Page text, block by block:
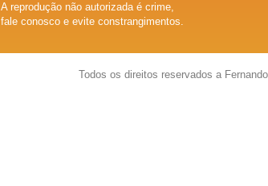
A reprodução não autorizada é crime,
fale conosco e evite constrangimentos.
Todos os direitos reservados a